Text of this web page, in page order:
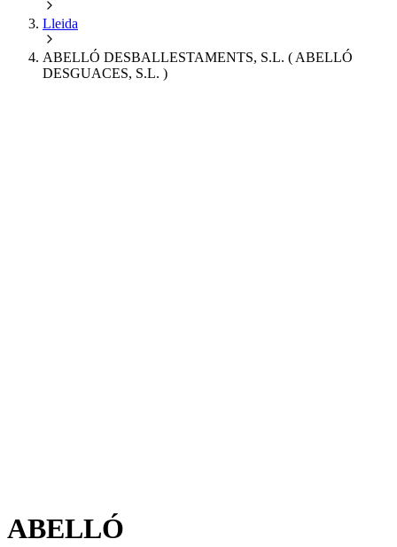
Lleida
ABELLÓ DESBALLESTAMENTS, S.L. ( ABELLÓ
DESGUACES, S.L. )
ABELLÓ